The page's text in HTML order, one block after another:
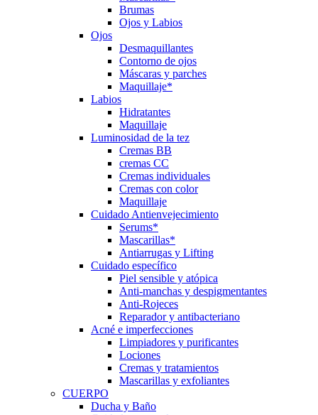
Brumas
Ojos y Labios
Ojos
Desmaquillantes
Contorno de ojos
Máscaras y parches
Maquillaje*
Labios
Hidratantes
Maquillaje
Luminosidad de la tez
Cremas BB
cremas CC
Cremas individuales
Cremas con color
Maquillaje
Cuidado Antienvejecimiento
Serums*
Mascarillas*
Antiarrugas y Lifting
Cuidado específico
Piel sensible y atópica
Anti-manchas y despigmentantes
Anti-Rojeces
Reparador y antibacteriano
Acné e imperfecciones
Limpiadores y purificantes
Lociones
Cremas y tratamientos
Mascarillas y exfoliantes
CUERPO
Ducha y Baño